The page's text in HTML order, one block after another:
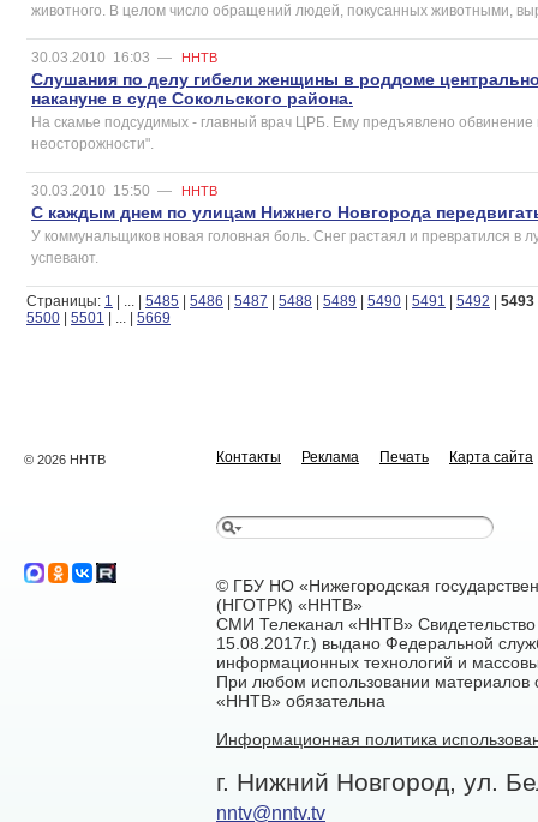
животного. В целом число обращений людей, покусанных животными,
30.03.2010 16:03 — ННТВ
Слушания по делу гибели женщины в роддоме
накануне в суде Сокольского района.
На скамье подсудимых - главный врач ЦРБ. Ему предъявлено обвинение
неосторожности".
30.03.2010 15:50 — ННТВ
С каждым днем по улицам Нижнего Новгорода
У коммунальщиков новая головная боль. Снег растаял и превратился в
успевают.
Страницы: 1 | | 5485 | 5486 | 5487 | 5488 | 5489 | 5490 | 5491 | 5492 | 5493
5500 | 5501 | | 5669
© 2026 ННТВ Контакты Реклама Печать Карта сайта
© ГБУ НО «Нижегородская
(НГОТРК) «ННТВ»
СМИ Телеканал «ННТВ»
15.08.2017г.) выдано Федеральной
информационных технологий и
При любом использовании материалов
«ННТВ» обязательна
Информационная политика
г. Нижний Новгород, ул.
nntv@nntv.tv